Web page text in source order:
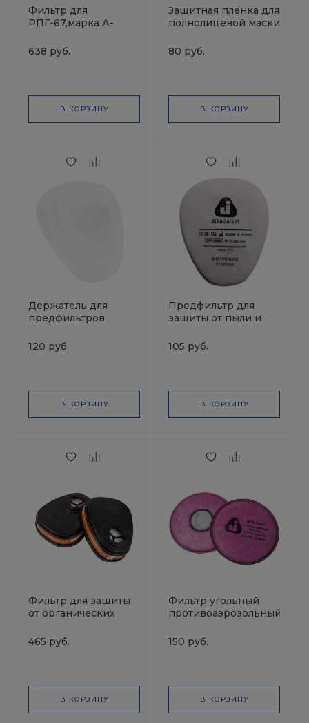
Фильтр для
РПГ-67,марка А-
11141
638 руб.
В КОРЗИНУ
Защитная пленка для
полнолицевой маски
80 руб.
В КОРЗИНУ
Держатель для
предфильтров
6023, 7022 JETAPRO
( 2шт.в уп. цена за
120 руб.
В КОРЗИНУ
Предфильтр для
защиты от пыли и
JETAPRO
105 руб.
В КОРЗИНУ
Фильтр для защиты
от органических
6510 JETAPRO
465 руб.
В КОРЗИНУ
Фильтр угольный
противоаэрозольный
6521 JETAPRO
150 руб.
В КОРЗИНУ